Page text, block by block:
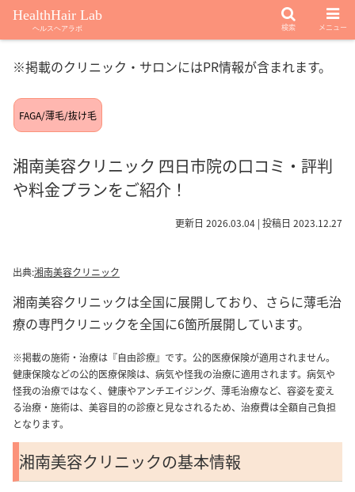
※掲載のクリニック・サロンにはPR情報が含まれます。
FAGA/薄毛/抜け毛
湘南美容クリニック 四日市院の口コミ・評判
や料金プランをご紹介！
更新日 2026.03.04 | 投稿日 2023.12.27
出典:湘南美容クリニック
湘南美容クリニックは全国に展開しており、さらに薄毛治
療の専門クリニックを全国に6箇所展開しています。
※掲載の施術・治療は『自由診療』です。公的医療保険が適用されません。
健康保険などの公的医療保険は、病気や怪我の治療に適用されます。病気や
怪我の治療ではなく、健康やアンチエイジング、薄毛治療など、容姿を変え
る治療・施術は、美容目的の診療と見なされるため、治療費は全額自己負担
となります。
湘南美容クリニックの基本情報
HealthHair Lab
ヘルスヘアラボ 検索 メニュー